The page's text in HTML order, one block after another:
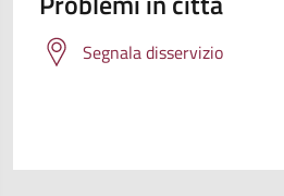
Segnala disservizio